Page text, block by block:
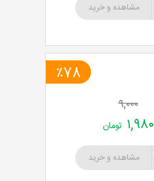
مشاهده و خرید
٪78
۹,۰۰۰
۱,۹۸۰ تومان
مشاهده و خرید